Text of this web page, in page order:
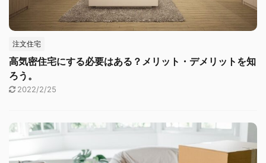
注文住宅
高気密住宅にする必要はある？メリット・デメリットを知
ろう。
2022/2/25